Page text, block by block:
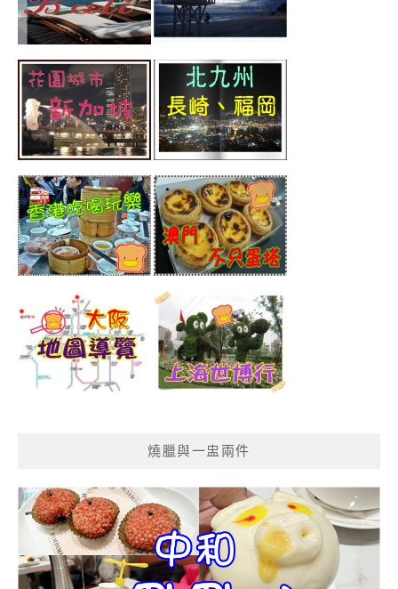
燒臘與一盅兩件